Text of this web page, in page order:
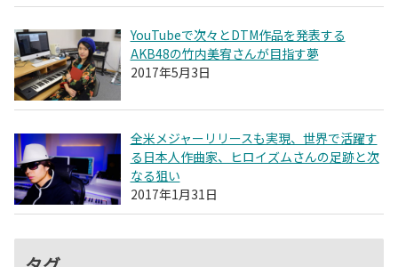
YouTubeで次々とDTM作品を発表する
AKB48の竹内美宥さんが目指す夢
2017年5月3日
全米メジャーリリースも実現、世界で活躍す
る日本人作曲家、ヒロイズムさんの足跡と次
なる狙い
2017年1月31日